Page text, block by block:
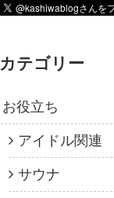
カテゴリー
お役立ち
アイドル関連
サウナ